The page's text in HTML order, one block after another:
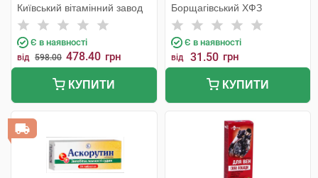
Київський вітамінний завод
Є в наявності
від 598.00 478.40 грн
КУПИТИ
Борщагівський ХФЗ
Є в наявності
від 31.50 грн
КУПИТИ